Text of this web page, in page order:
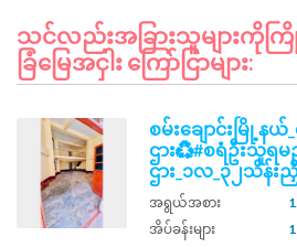
သင်လည်းအခြားသူများကို
ခြံမြေအငှါး ကြော်ငြာများ:
စမ်းချောင်းမြို့န
ဌား♻️#စရံဦးသူရ
ဌား_၁လ_၃၂သိန်း
အရွယ်အစား
အိပ်ခန်းများ
1